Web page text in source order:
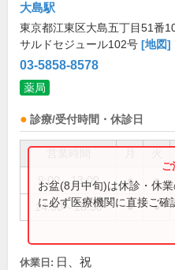
大島駅
東京都江東区大島五丁目51番
サルドセジュール102号 [地図]
03-5858-8578
薬局
診療/受付時間・休診日
9:00～13:00 ● ●
14:30～18:30 ● ●
お盆(8月中旬)は休診・休
に必ず医療機関に直接ご確
休業日: 日、祝